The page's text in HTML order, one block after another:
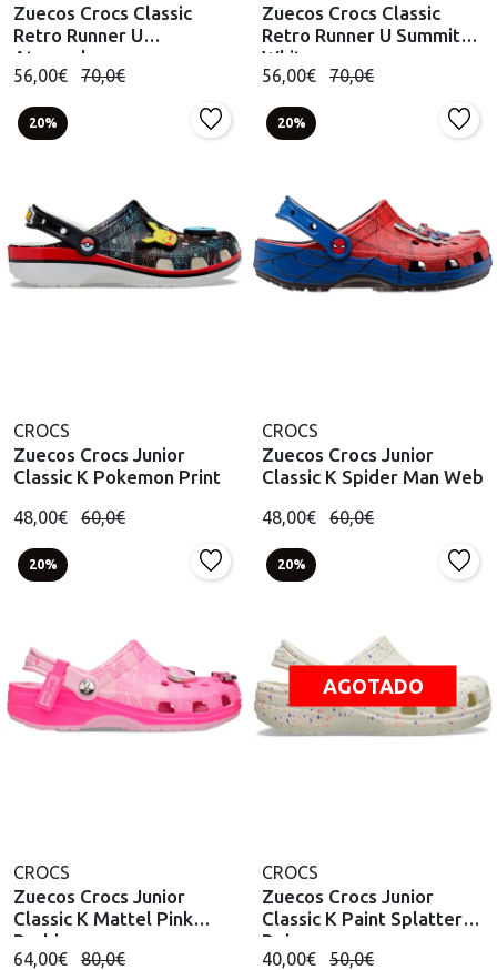
Zuecos Crocs Classic
Retro Runner U
Atmosphere
56,00€ 70,0€
Zuecos Crocs Classic
Retro Runner U Summit
White
56,00€ 70,0€
20%
CROCS
Zuecos Crocs Junior
Classic K Pokemon Print
48,00€ 60,0€
20%
CROCS
Zuecos Crocs Junior
Classic K Spider Man Web
48,00€ 60,0€
20%
CROCS
Zuecos Crocs Junior
Classic K Mattel Pink
Barbie
64,00€ 80,0€
20%
AGOTADO
CROCS
Zuecos Crocs Junior
Classic K Paint Splatter
Beige
40,00€ 50,0€